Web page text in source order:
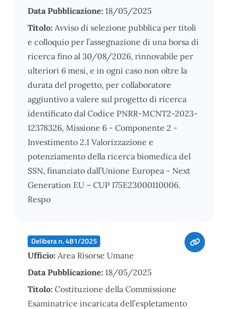
Data Pubblicazione: 18/05/2025
Titolo: Avviso di selezione pubblica per titoli
e colloquio per l’assegnazione di una borsa di
ricerca fino al 30/08/2026, rinnovabile per
ulteriori 6 mesi, e in ogni caso non oltre la
durata del progetto, per collaboratore
aggiuntivo a valere sul progetto di ricerca
identificato dal Codice PNRR-MCNT2-2023-
12378326, Missione 6 - Componente 2 -
Investimento 2.1 Valorizzazione e
potenziamento della ricerca biomedica del
SSN, finanziato dall’Unione Europea - Next
Generation EU – CUP I75E23000110006.
Respo
Delibera n. 481/2025
Ufficio: Area Risorse Umane
Data Pubblicazione: 18/05/2025
Titolo: Costituzione della Commissione
Esaminatrice incaricata dell’espletamento